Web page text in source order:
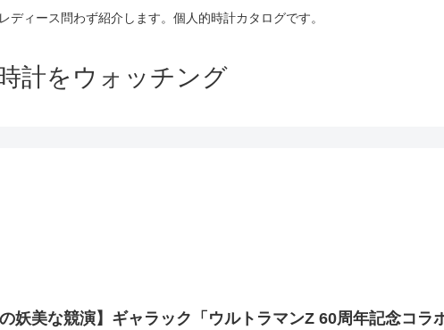
ディース問わず紹介します。個人的時計カタログです。
計をウォッチング
妖美な競演】ギャラック「ウルトラマンZ 60周年記念コラ